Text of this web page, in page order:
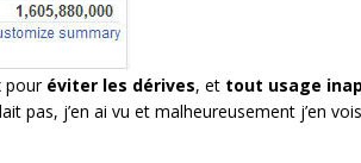
pour éviter les dérives, et tout usage
pas, j’en ai vu et malheureusement j’en